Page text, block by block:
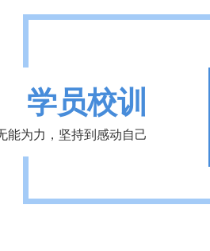
学员校训
能为力，坚持到感动自己